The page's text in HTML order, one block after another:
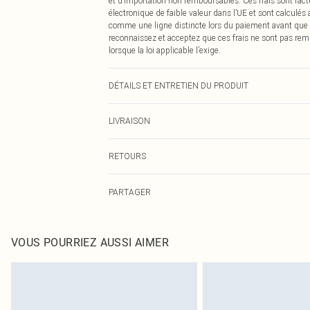
électronique de faible valeur dans l’UE et sont
comme une ligne distincte lors du paiement avant
reconnaissez et acceptez que ces frais ne sont pas
lorsque la loi applicable l’exige.
DÉTAILS ET ENTRETIEN DU PRODUIT
LIVRAISON
RETOURS
Veuillez noter que nous ne pouvons pas rembourser
également être essayées en intérieur. Les articles
PARTAGER
VOUS POURRIEZ AUSSI AIMER